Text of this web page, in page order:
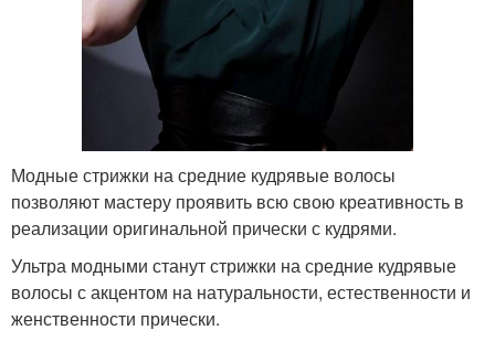
Модные стрижки на средние кудрявые волосы
позволяют мастеру проявить всю свою креативность в
реализации оригинальной прически с кудрями.
Ультра модными станут стрижки на средние кудрявые
волосы с акцентом на натуральности, естественности и
женственности прически.